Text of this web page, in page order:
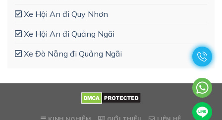
Xe Hội An đi Quy Nhơn
Xe Hội An đi Quảng Ngãi
Xe Đà Nẵng đi Quảng Ngãi